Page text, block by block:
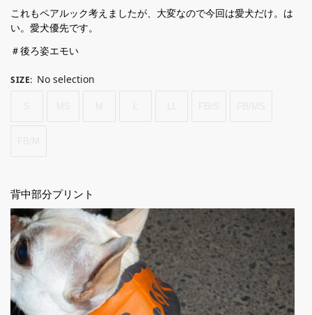
これもペアルック考えましたが、大変なので今回は愛犬だけ。は
い。愛犬優先です。
＃後ろ姿エモい
SIZE: No selection
背中部分プリント